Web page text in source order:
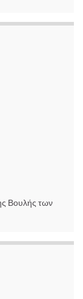
Βουλής των